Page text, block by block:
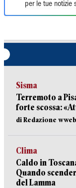
per le tue notizie
Sisma
Terremoto a
forte scossa:
di Redazione wweb
Clima
Caldo in
Quando
del Lamma